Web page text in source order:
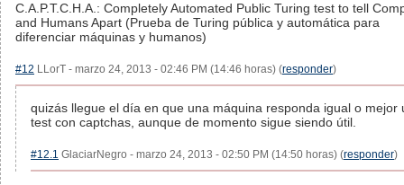
C.A.P.T.C.H.A.: Completely Automated Public Turing test to tell
and Humans Apart (Prueba de Turing pública y automática para
diferenciar máquinas y humanos)
#12 LLorT - marzo 24, 2013 - 02:46 PM (14:46 horas) (responder)
quizás llegue el día en que una máquina responda igual o mejor
test con captchas, aunque de momento sigue siendo útil.
#12.1 GlaciarNegro - marzo 24, 2013 - 02:50 PM (14:50 horas) (responder)